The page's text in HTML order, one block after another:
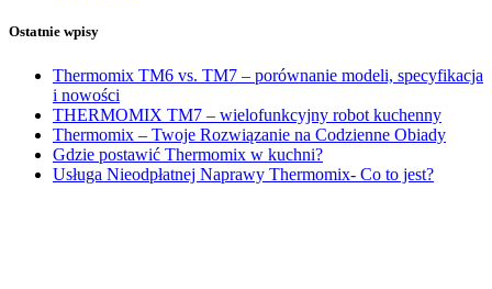
Ostatnie wpisy
Thermomix TM6 vs. TM7 – porównanie modeli, specyfikacja
i nowości
THERMOMIX TM7 – wielofunkcyjny robot kuchenny
Thermomix – Twoje Rozwiązanie na Codzienne Obiady
Gdzie postawić Thermomix w kuchni?
Usługa Nieodpłatnej Naprawy Thermomix- Co to jest?